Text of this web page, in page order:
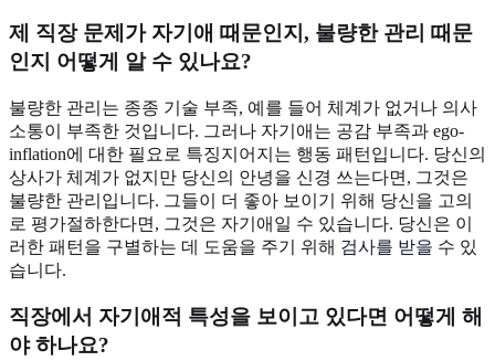
제 직장 문제가 자기애 때문인지, 불량한 관리 때문
인지 어떻게 알 수 있나요?
불량한 관리는 종종 기술 부족, 예를 들어 체계가 없거나 의사
소통이 부족한 것입니다. 그러나 자기애는 공감 부족과 ego-
inflation에 대한 필요로 특징지어지는 행동 패턴입니다. 당신의
상사가 체계가 없지만 당신의 안녕을 신경 쓰는다면, 그것은
불량한 관리입니다. 그들이 더 좋아 보이기 위해 당신을 고의
로 평가절하한다면, 그것은 자기애일 수 있습니다. 당신은 이
러한 패턴을 구별하는 데 도움을 주기 위해 검사를 받을 수 있
습니다.
직장에서 자기애적 특성을 보이고 있다면 어떻게 해
야 하나요?